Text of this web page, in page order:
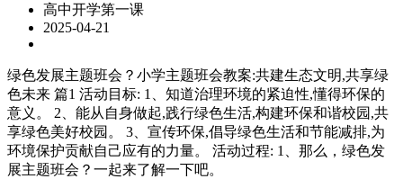
高中开学第一课
2025-04-21
绿色发展主题班会？小学主题班会教案:共建生态文明,共享绿
色未来 篇1 活动目标: 1、知道治理环境的紧迫性,懂得环保的
意义。 2、能从自身做起,践行绿色生活,构建环保和谐校园,共
享绿色美好校园。 3、宣传环保,倡导绿色生活和节能减排,为
环境保护贡献自己应有的力量。 活动过程: 1、那么，绿色发
展主题班会？一起来了解一下吧。